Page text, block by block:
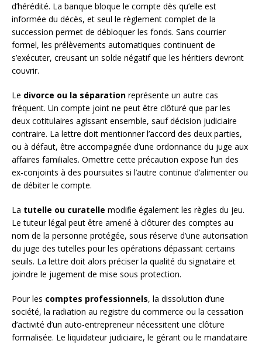
d’hérédité. La banque bloque le compte dès qu’elle est
informée du décès, et seul le règlement complet de la
succession permet de débloquer les fonds. Sans courrier
formel, les prélèvements automatiques continuent de
s’exécuter, creusant un solde négatif que les héritiers devront
couvrir.
Le divorce ou la séparation représente un autre cas
fréquent. Un compte joint ne peut être clôturé que par les
deux cotitulaires agissant ensemble, sauf décision judiciaire
contraire. La lettre doit mentionner l’accord des deux parties,
ou à défaut, être accompagnée d’une ordonnance du juge aux
affaires familiales. Omettre cette précaution expose l’un des
ex-conjoints à des poursuites si l’autre continue d’alimenter ou
de débiter le compte.
La tutelle ou curatelle modifie également les règles du jeu.
Le tuteur légal peut être amené à clôturer des comptes au
nom de la personne protégée, sous réserve d’une autorisation
du juge des tutelles pour les opérations dépassant certains
seuils. La lettre doit alors préciser la qualité du signataire et
joindre le jugement de mise sous protection.
Pour les comptes professionnels, la dissolution d’une
société, la radiation au registre du commerce ou la cessation
d’activité d’un auto-entrepreneur nécessitent une clôture
formalisée. Le liquidateur judiciaire, le gérant ou le mandataire